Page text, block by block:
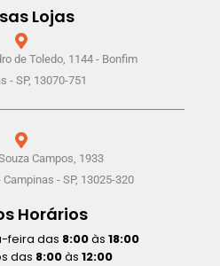
Lojas
de Toledo, 1144 - Bonfim
- SP, 13070-751
Campos, 1933
- SP, 13025-320
Horários
feira das 8:00às 18:00
das 8:00às 12:00